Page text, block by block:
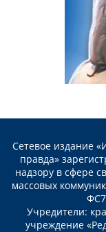
Сетевое издание
правда»
надзору в сфере
массовых
Учредители:
учреждение